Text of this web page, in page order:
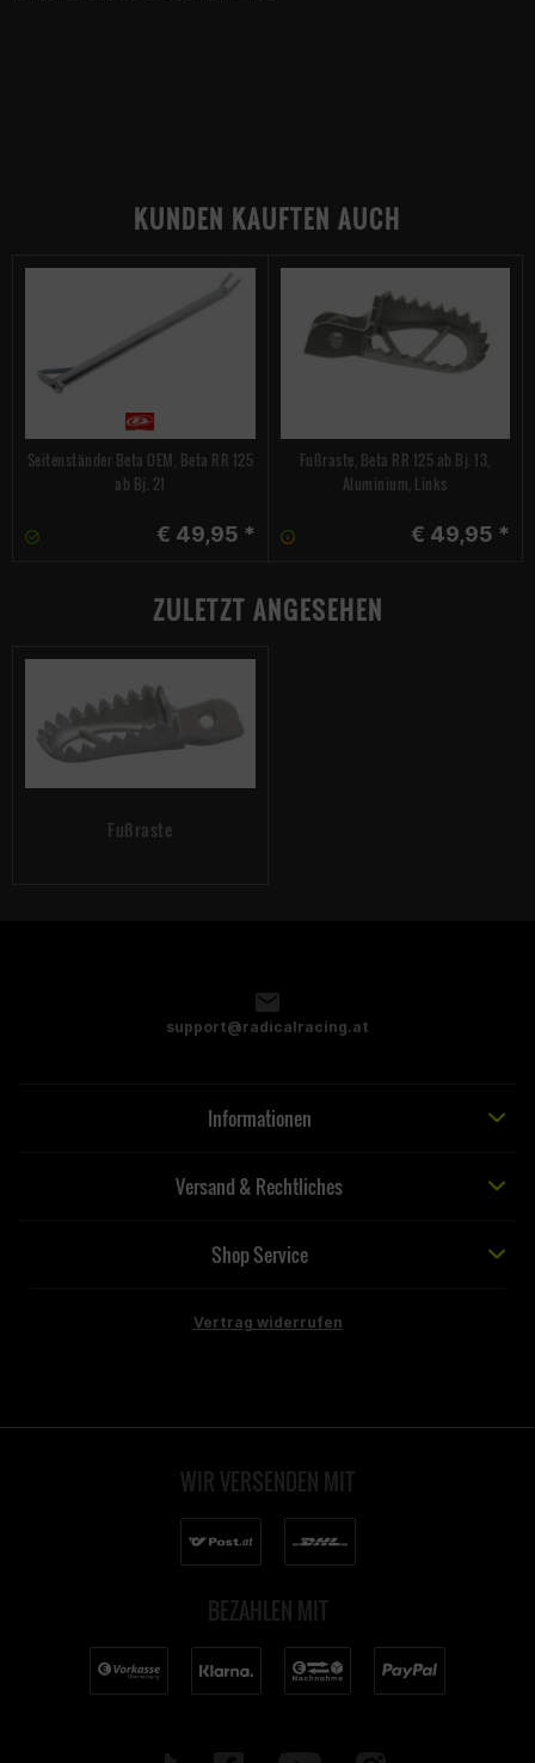
KUNDEN KAUFTEN AUCH
Seitenständer Beta OEM, Beta RR 125
ab Bj. 21
€ 49,95 *
Fußraste, Beta RR 125 ab Bj. 13,
Aluminium, Links
€ 49,95 *
ZULETZT ANGESEHEN
Fußraste
support@radicalracing.at
Informationen
Versand & Rechtliches
Shop Service
Vertrag widerrufen
WIR VERSENDEN MIT
BEZAHLEN MIT